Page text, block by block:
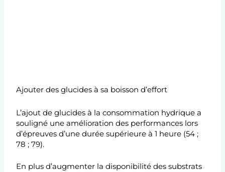
Ajouter des glucides à sa boisson d’effort
L’ajout de glucides à la consommation hydrique a
souligné une amélioration des performances lors
d’épreuves d’une durée supérieure à 1 heure (54 ;
78 ; 79).
En plus d’augmenter la disponibilité des substrats